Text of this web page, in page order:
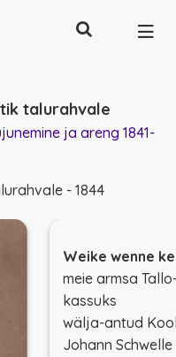
Otsing
talurahvale
ja areng 1841-
- 1844
Weike wenne
meie armsa
kassuks
wälja-antud
Johann